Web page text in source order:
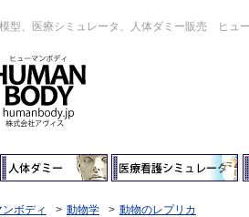
型、医療シミュレータ、人体ダミー販売 ヒュ
ンボディ 動物学 動物のレプリカ